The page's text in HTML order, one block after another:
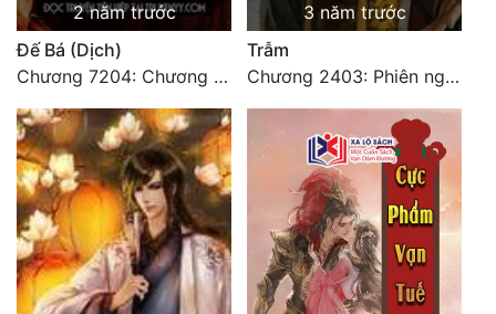
Tu Chân
Tu Tiên
Tội Phạm
Vô Địch
Võ Hiệp
Võng Du
Xuyên Không
2 năm trước
Đế Bá (Dịch)
Chương 7204: Chương 7204
3 năm trước
Trẫm
Chương 2403: Phiên ngoại (10c)